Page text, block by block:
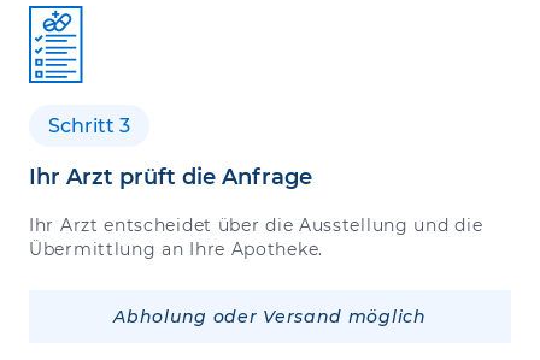
Schritt 3
Ihr Arzt prüft die Anfrage
Ihr Arzt entscheidet über die Ausstellung und die
Übermittlung an Ihre Apotheke.
Abholung oder Versand möglich